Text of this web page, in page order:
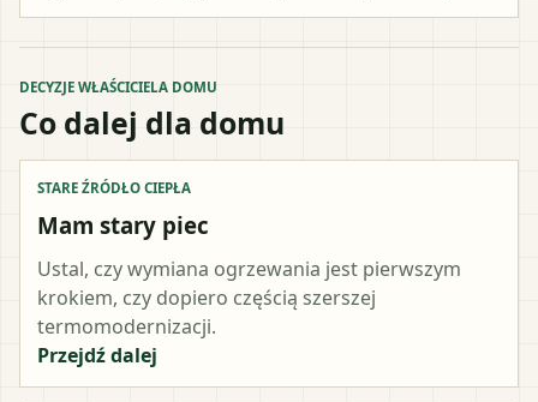
DECYZJE WŁAŚCICIELA DOMU
Co dalej dla domu
STARE ŹRÓDŁO CIEPŁA
Mam stary piec
Ustal, czy wymiana ogrzewania jest pierwszym
krokiem, czy dopiero częścią szerszej
termomodernizacji.
Przejdź dalej